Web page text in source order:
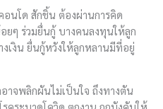
นโด สักชิ้น ต้องผ่านการคิด
ยๆ ร่วมยื่นกู้ บางคนลงทุนให้ลูก
เงิน ยื่นกู้หวังให้ลูกหลานมีที่อยู่
าจพลิกผันไม่เป็นใจ ถึงทางตัน